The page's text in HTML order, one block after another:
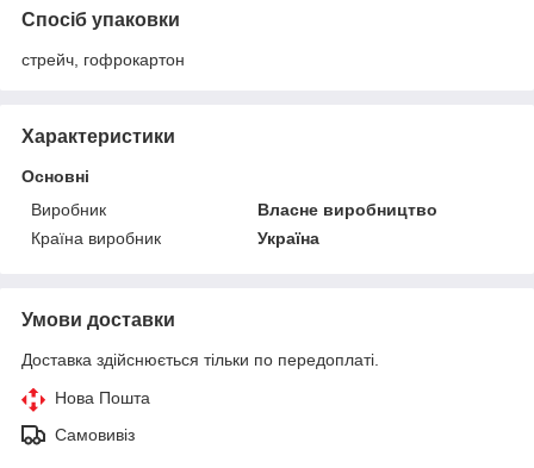
Спосіб упаковки
стрейч, гофрокартон
Характеристики
Основні
Виробник
Власне виробництво
Країна виробник
Україна
Умови доставки
Доставка здійснюється тільки по передоплаті.
Нова Пошта
Самовивіз